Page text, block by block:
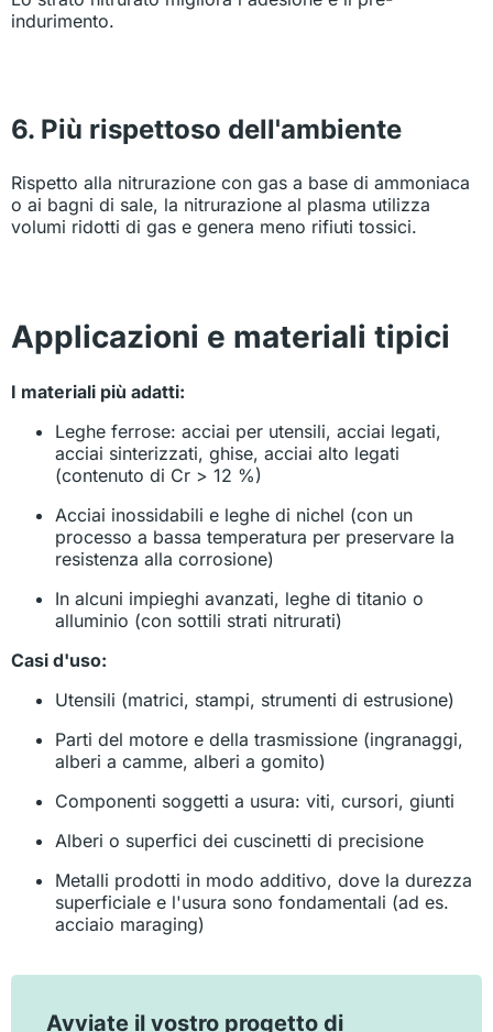
indurimento.
6. Più rispettoso dell'ambiente
Rispetto alla nitrurazione con gas a base di ammoniaca
o ai bagni di sale, la nitrurazione al plasma utilizza
volumi ridotti di gas e genera meno rifiuti tossici.
Applicazioni e materiali tipici
I materiali più adatti:
Leghe ferrose: acciai per utensili, acciai legati,
acciai sinterizzati, ghise, acciai alto legati
(contenuto di Cr > 12 %)
Acciai inossidabili e leghe di nichel (con un
processo a bassa temperatura per preservare la
resistenza alla corrosione)
In alcuni impieghi avanzati, leghe di titanio o
alluminio (con sottili strati nitrurati)
Casi d'uso:
Utensili (matrici, stampi, strumenti di estrusione)
Parti del motore e della trasmissione (ingranaggi,
alberi a camme, alberi a gomito)
Componenti soggetti a usura: viti, cursori, giunti
Alberi o superfici dei cuscinetti di precisione
Metalli prodotti in modo additivo, dove la durezza
superficiale e l'usura sono fondamentali (ad es.
acciaio maraging)
Avviate il vostro progetto di